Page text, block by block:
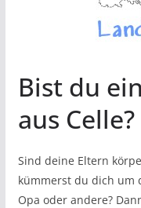
Bist du
aus Celle?
Sind deine Eltern
kümmerst du dich um
Opa oder andere?